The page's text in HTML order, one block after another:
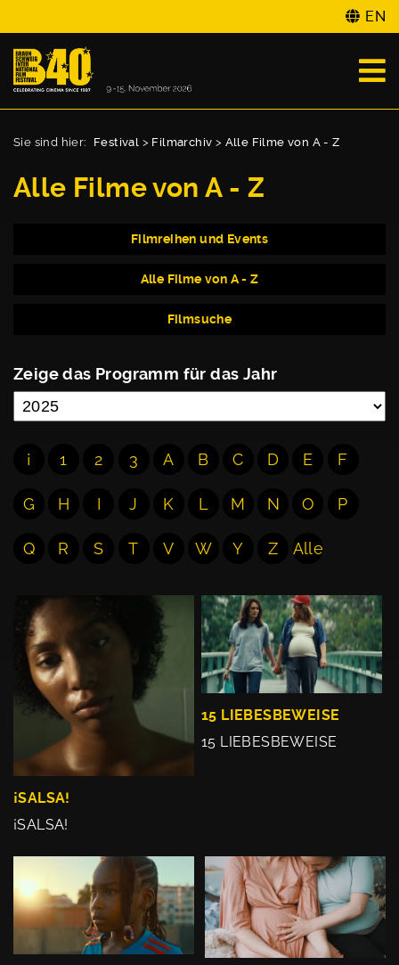
EN
Sie sind hier: Festival > Filmarchiv > Alle Filme von A - Z
Alle Filme von A - Z
Filmreihen und Events
Alle Filme von A - Z
Filmsuche
Zeige das Programm für das Jahr
¡ 1 2 3 A B C D E F
G H I J K L M N O P
Q R S T V W Y Z Alle
¡SALSA!
¡SALSA!
15 LIEBESBEWEISE
15 LIEBESBEWEISE